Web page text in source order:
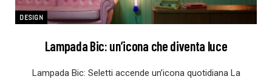
DESIGN
Lampada Bic: un’icona che diventa luce
Lampada Bic: Seletti accende un’icona quotidiana La